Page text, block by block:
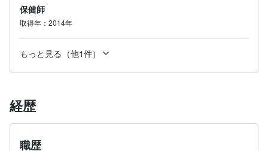
保健師
取得年：2014年
もっと見る（他1件）
経歴
職歴